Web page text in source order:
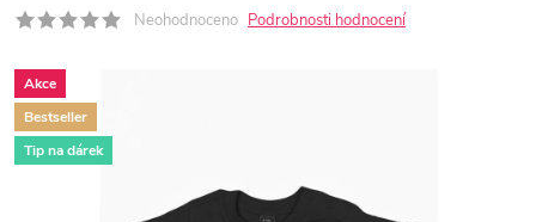
Neohodnoceno Podrobnosti hodnocení
Akce
Bestseller
Tip na dárek